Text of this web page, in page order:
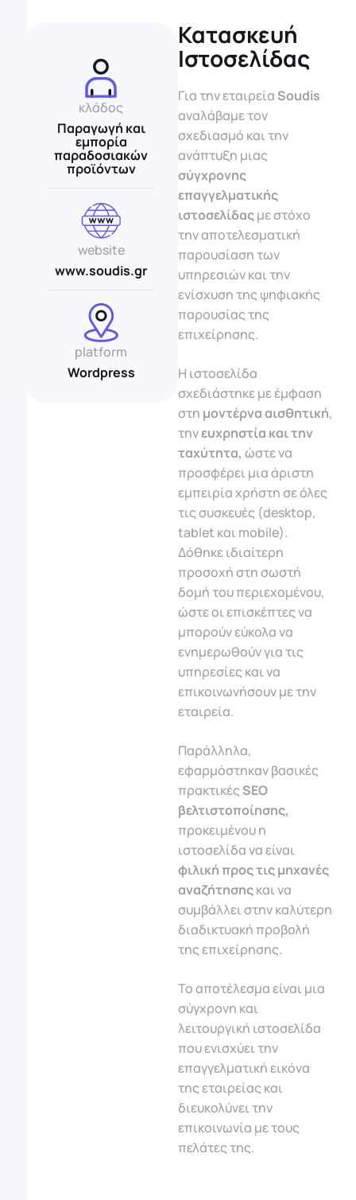
Παραγωγή και
εμπορία
παραδοσιακών
προϊόντων
κλάδος
www.soudis.gr
website
Wordpress
platform
Κατασκευή
Ιστοσελίδας
Για την εταιρεία Soudis
αναλάβαμε τον
σχεδιασμό και την
ανάπτυξη μιας
σύγχρονης
επαγγελματικής
ιστοσελίδαςμε στόχο
την αποτελεσματική
παρουσίαση των
υπηρεσιών και την
ενίσχυση της ψηφιακής
παρουσίας της
επιχείρησης.
Η ιστοσελίδα
σχεδιάστηκε με έμφαση
στη μοντέρνα αισθητική,
τηνευχρηστία και την
ταχύτητα, ώστε να
προσφέρει μια άριστη
εμπειρία χρήστη σε όλες
τις συσκευές (desktop,
tablet και mobile).
Δόθηκε ιδιαίτερη
προσοχή στη σωστή
δομή του περιεχομένου,
ώστε οι επισκέπτες να
μπορούν εύκολα να
ενημερωθούν για τις
υπηρεσίες και να
επικοινωνήσουν με την
εταιρεία.
Παράλληλα,
εφαρμόστηκαν βασικές
πρακτικές SEO
βελτιστοποίησης,
προκειμένου η
ιστοσελίδα να είναι
φιλική προς τις μηχανές
αναζήτησηςκαι να
συμβάλλει στην καλύτερη
διαδικτυακή προβολή
της επιχείρησης.
Το αποτέλεσμα είναι μια
σύγχρονη και
λειτουργική ιστοσελίδα
που ενισχύει την
επαγγελματική εικόνα
της εταιρείας και
διευκολύνει την
επικοινωνία με τους
πελάτες της.